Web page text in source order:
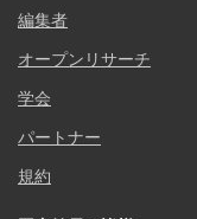
編集者
オープンリサーチ
学会
パートナー
規約